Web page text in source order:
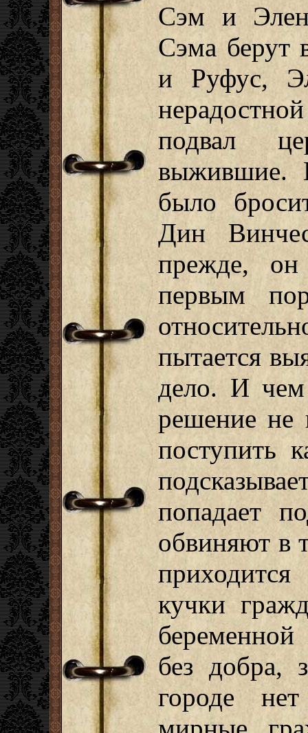
Сэм и
Сэма берут
и Руфус,
подвал
выжившие.
было
Дин
прежде, он
первым
пытается
дело. И чем
решение не
поступить
попадает
обвиняют в
кучки
без добра,
городе